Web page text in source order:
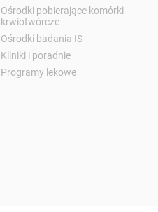
Ośrodki pobierające komórki
krwiotwórcze
Ośrodki badania IS
Kliniki i poradnie
Programy lekowe